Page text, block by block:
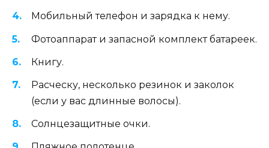
Мобильный телефон и зарядка к нему.
Фотоаппарат и запасной комплект батареек.
Книгу.
Расческу, несколько резинок и заколок
(если у вас длинные волосы).
Солнцезащитные очки.